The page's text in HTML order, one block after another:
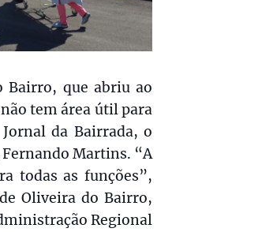
Bairro, que abriu ao
tem área útil para
da Bairrada, o
Martins. “A
todas as funções”,
Oliveira do Bairro,
Regional